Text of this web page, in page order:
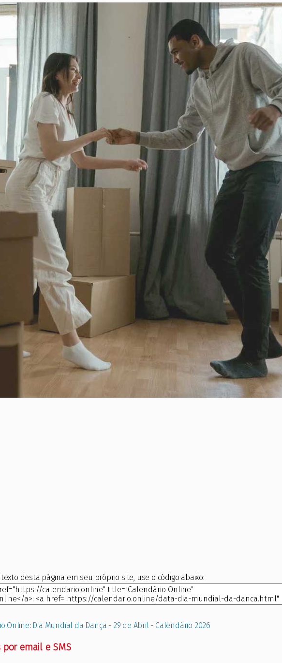
desta página em seu próprio site, use o código abaixo:
: Dia Mundial da Dança - 29 de Abril - Calendário 2026
por email e SMS